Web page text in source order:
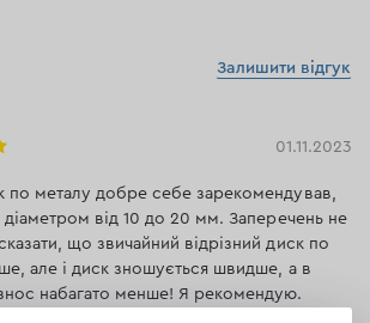
Залишити відгук
01.11.2023
по металу добре себе зарекомендував,
діаметром від 10 до 20 мм. Заперечень не
що звичайний відрізний диск по
але і диск зношується швидше, а в
набагато менше! Я рекомендую.